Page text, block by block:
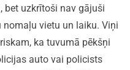
bet uzkrītoši nav gājuši
vietu un laiku. Viņi
ka tuvumā pēkšņi
auto vai policists